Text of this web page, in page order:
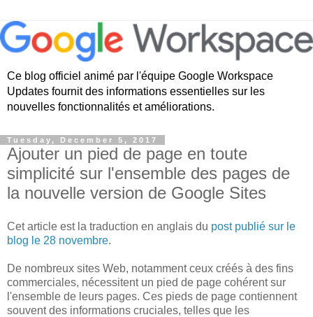
Ce blog officiel animé par l'équipe Google Workspace
Updates fournit des informations essentielles sur les
nouvelles fonctionnalités et améliorations.
Tuesday, December 5, 2017
Ajouter un pied de page en toute
simplicité sur l'ensemble des pages de
la nouvelle version de Google Sites
Cet article est la traduction en anglais du post publié sur le
blog le 28 novembre.
De nombreux sites Web, notamment ceux créés à des fins
commerciales, nécessitent un pied de page cohérent sur
l'ensemble de leurs pages. Ces pieds de page contiennent
souvent des informations cruciales, telles que les